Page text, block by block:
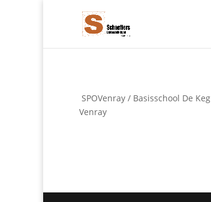
SPOVenray / Basisschool De Keg
Venray